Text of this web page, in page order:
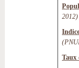
2012)
Taux